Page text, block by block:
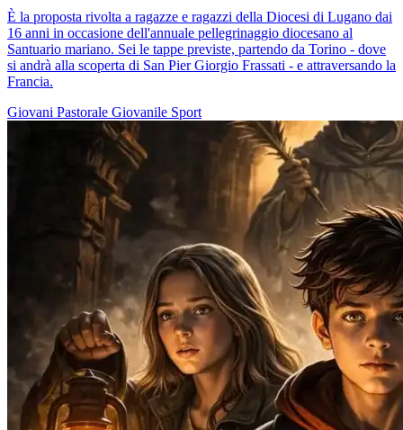
È la proposta rivolta a ragazze e ragazzi della Diocesi di Lugano dai
16 anni in occasione dell'annuale pellegrinaggio diocesano al
Santuario mariano. Sei le tappe previste, partendo da Torino - dove
si andrà alla scoperta di San Pier Giorgio Frassati - e attraversando la
Francia.
Giovani Pastorale Giovanile Sport